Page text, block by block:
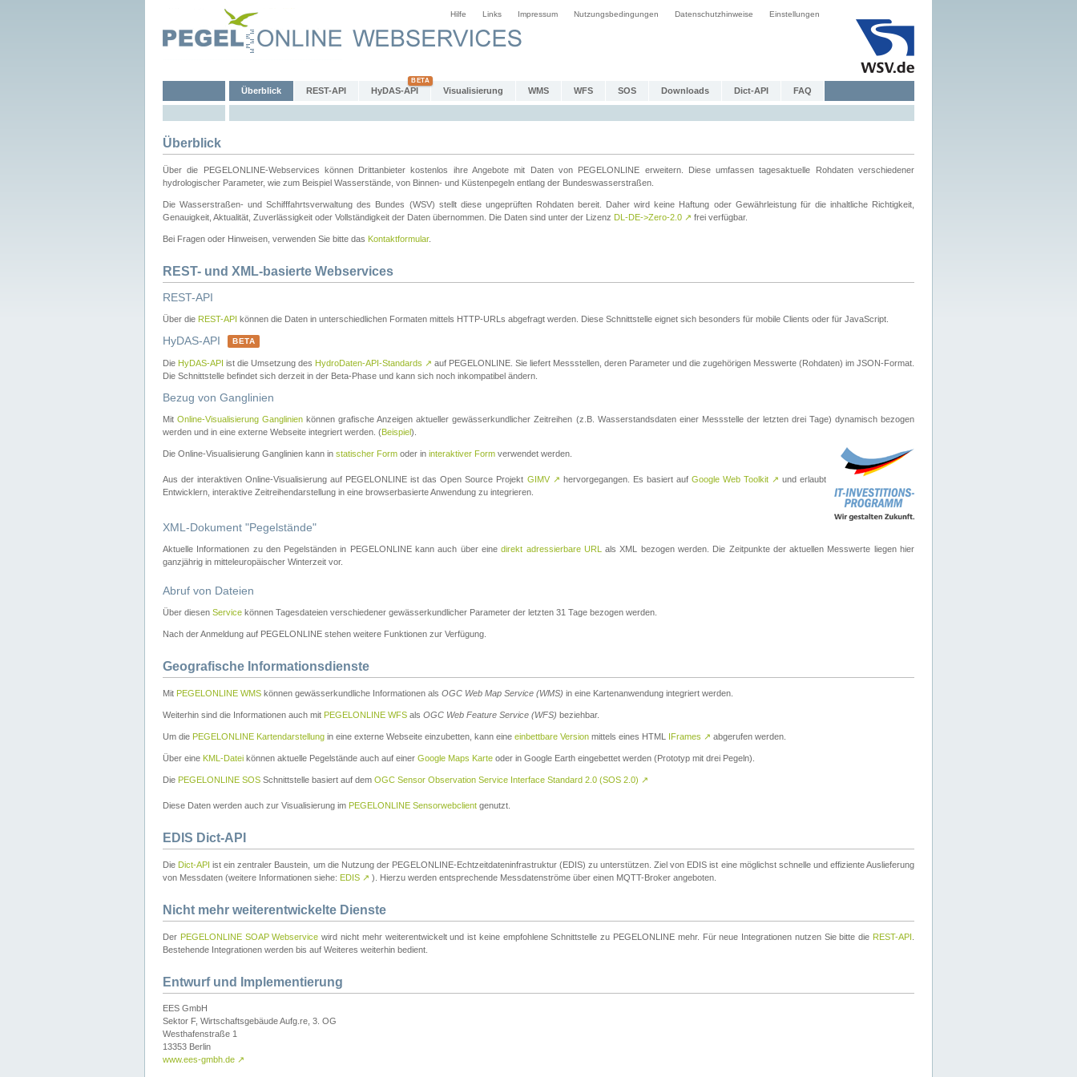
Hilfe Links Impressum Nutzungsbedingungen Datenschutzhinweise Einstellungen
Überblick REST-API HyDAS-API Visualisierung WMS WFS SOS Downloads Dict-API FAQ
Überblick
Über die PEGELONLINE-Webservices können Drittanbieter kostenlos ihre Angebote mit Daten von PEGELONLINE erweitern. Diese umfassen tagesaktuelle Rohdaten verschiedener
hydrologischer Parameter, wie zum Beispiel Wasserstände, von Binnen- und Küstenpegeln entlang der Bundeswasserstraßen.
Die Wasserstraßen- und Schifffahrtsverwaltung des Bundes (WSV) stellt diese ungeprüften Rohdaten bereit. Daher wird keine Haftung oder Gewährleistung für die inhaltliche Richtigkeit,
Genauigkeit, Aktualität, Zuverlässigkeit oder Vollständigkeit der Daten übernommen. Die Daten sind unter der Lizenz DL-DE->Zero-2.0 ↗ frei verfügbar.
Bei Fragen oder Hinweisen, verwenden Sie bitte das Kontaktformular.
REST- und XML-basierte Webservices
REST-API
Über die REST-API können die Daten in unterschiedlichen Formaten mittels HTTP-URLs abgefragt werden. Diese Schnittstelle eignet sich besonders für mobile Clients oder für JavaScript.
HyDAS-API BETA
Die HyDAS-API ist die Umsetzung des HydroDaten-API-Standards ↗ auf PEGELONLINE. Sie liefert Messstellen, deren Parameter und die zugehörigen Messwerte (Rohdaten) im JSON-Format.
Die Schnittstelle befindet sich derzeit in der Beta-Phase und kann sich noch inkompatibel ändern.
Bezug von Ganglinien
MitOnline-Visualisierung Ganglinien können grafische Anzeigen aktueller gewässerkundlicher Zeitreihen (z.B. Wasserstandsdaten einer Messstelle der letzten drei Tage) dynamisch bezogen
werden und in eine externe Webseite integriert werden. (Beispiel).
Die Online-Visualisierung Ganglinien kann in statischer Form oder in interaktiver Form verwendet werden.
Aus der interaktiven Online-Visualisierung auf PEGELONLINE ist das Open Source Projekt GIMV ↗ hervorgegangen. Es basiert auf Google Web Toolkit ↗ und erlaubt
Entwicklern, interaktive Zeitreihendarstellung in eine browserbasierte Anwendung zu integrieren.
XML-Dokument "Pegelstände"
Aktuelle Informationen zu den Pegelständen in PEGELONLINE kann auch über einedirekt adressierbare URL
als XML bezogen werden. Die Zeitpunkte der aktuellen Messwerte liegen hier
ganzjährig in mitteleuropäischer Winterzeit vor.
Abruf von Dateien
Über diesen Service können Tagesdateien verschiedener gewässerkundlicher Parameter der letzten 31 Tage bezogen werden.
Nach der Anmeldung auf PEGELONLINE stehen weitere Funktionen zur Verfügung.
Geografische Informationsdienste
Mit PEGELONLINE WMS können gewässerkundliche Informationen als OGC Web Map Service (WMS) in eine Kartenanwendung integriert werden.
Weiterhin sind die Informationen auch mit PEGELONLINE WFS als OGC Web Feature Service (WFS) beziehbar.
Um die PEGELONLINE Kartendarstellung in eine externe Webseite einzubetten, kann eine einbettbare Version mittels eines HTML IFrames ↗ abgerufen werden.
Über eine KML-Datei können aktuelle Pegelstände auch auf einer Google Maps Karte oder in Google Earth eingebettet werden (Prototyp mit drei Pegeln).
Die PEGELONLINE SOS Schnittstelle basiert auf dem OGC Sensor Observation Service Interface Standard 2.0 (SOS 2.0) ↗
Diese Daten werden auch zur Visualisierung im PEGELONLINE Sensorwebclient genutzt.
EDIS Dict-API
Die Dict-API ist ein zentraler Baustein, um die Nutzung der PEGELONLINE-Echtzeitdateninfrastruktur (EDIS) zu unterstützen. Ziel von EDIS ist eine möglichst schnelle und effiziente Auslieferung
von Messdaten (weitere Informationen siehe: EDIS ↗ ). Hierzu werden entsprechende Messdatenströme über einen MQTT-Broker angeboten.
Nicht mehr weiterentwickelte Dienste
Der PEGELONLINE SOAP Webservice wird nicht mehr weiterentwickelt und ist keine empfohlene Schnittstelle zu PEGELONLINE mehr. Für neue Integrationen nutzen Sie bitte die REST-API
Bestehende Integrationen werden bis auf Weiteres weiterhin bedient.
Entwurf und Implementierung
EES GmbH
Sektor F, Wirtschaftsgebäude Aufg.re, 3. OG
Westhafenstraße 1
13353 Berlin
www.ees-gmbh.de ↗